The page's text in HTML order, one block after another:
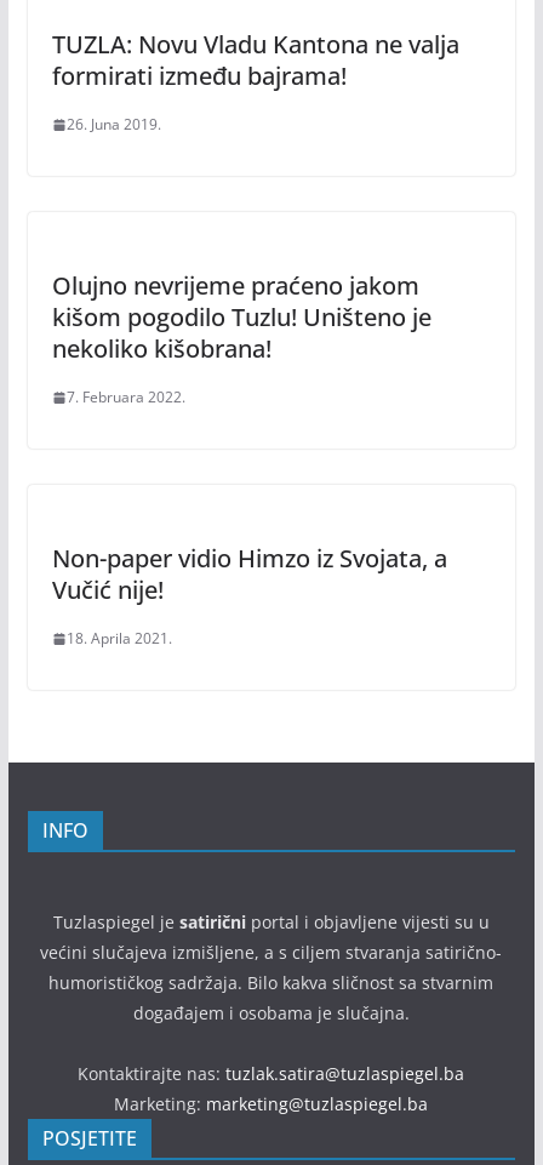
TUZLA: Novu Vladu Kantona ne valja
formirati između bajrama!
26. Juna 2019.
Olujno nevrijeme praćeno jakom
kišom pogodilo Tuzlu! Uništeno je
nekoliko kišobrana!
7. Februara 2022.
Non-paper vidio Himzo iz Svojata, a
Vučić nije!
18. Aprila 2021.
INFO
Tuzlaspiegel je satiričniportal i objavljene vijesti su u
većini slučajeva izmišljene, a s ciljem stvaranja satirično-
humorističkog sadržaja. Bilo kakva sličnost sa stvarnim
događajem i osobama je slučajna.
Kontaktirajte nas:tuzlak.satira@tuzlaspiegel.ba
Marketing: marketing@tuzlaspiegel.ba
POSJETITE